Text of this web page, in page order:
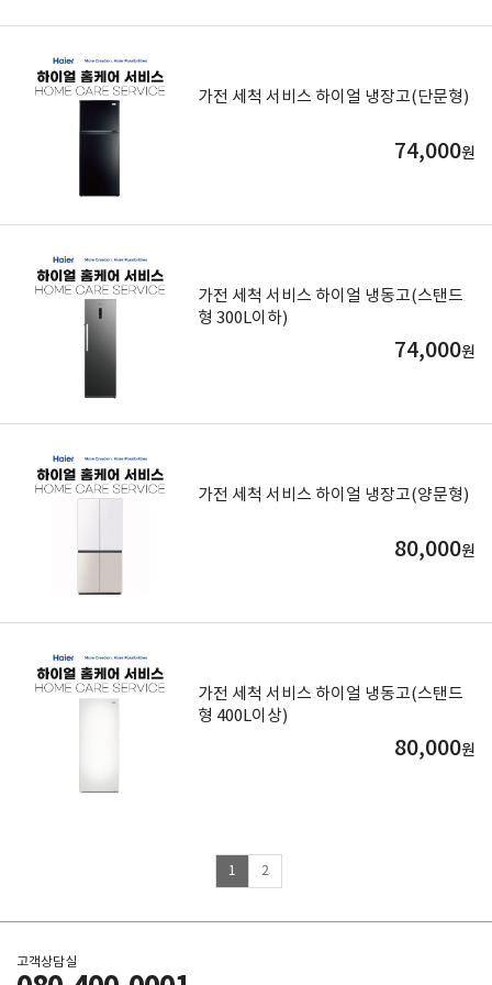
가전 세척 서비스 하이얼 냉장고(단문형)
74,000원
가전 세척 서비스 하이얼 냉동고(스탠드
형 300L이하)
74,000원
가전 세척 서비스 하이얼 냉장고(양문형)
80,000원
가전 세척 서비스 하이얼 냉동고(스탠드
형 400L이상)
80,000원
1 2
고객상담실